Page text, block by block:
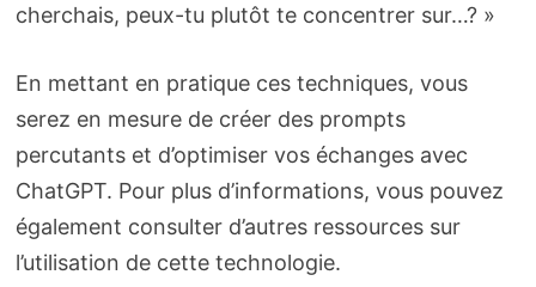
cherchais, peux-tu plutôt te concentrer sur…? »
En mettant en pratique ces techniques, vous
serez en mesure de créer des prompts
percutants et d’optimiser vos échanges avec
ChatGPT. Pour plus d’informations, vous pouvez
également consulter d’autres ressources sur
l’utilisation de cette technologie.